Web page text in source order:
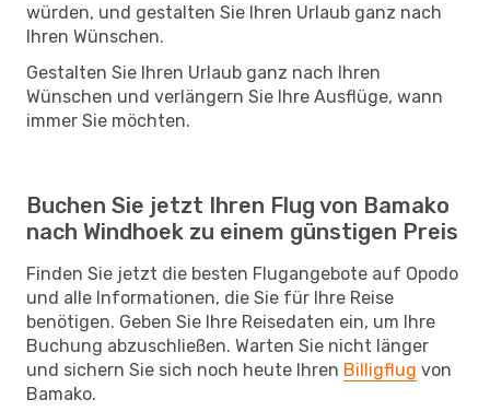
würden, und gestalten Sie Ihren Urlaub ganz nach
Ihren Wünschen.
Gestalten Sie Ihren Urlaub ganz nach Ihren
Wünschen und verlängern Sie Ihre Ausflüge, wann
immer Sie möchten.
Buchen Sie jetzt Ihren Flug von Bamako
nach Windhoek zu einem günstigen Preis
Finden Sie jetzt die besten Flugangebote auf Opodo
und alle Informationen, die Sie für Ihre Reise
benötigen. Geben Sie Ihre Reisedaten ein, um Ihre
Buchung abzuschließen. Warten Sie nicht länger
und sichern Sie sich noch heute Ihren Billigflug von
Bamako.